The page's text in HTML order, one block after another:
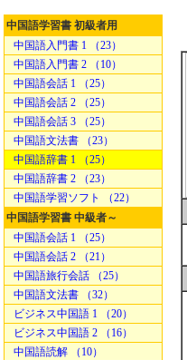
中国語学習書 初級者用
中国語入門書 1 （23）
中国語入門書 2 （10）
中国語会話 1 （25）
中国語会話 2 （25）
中国語会話 3 （25）
中国語文法書 （23）
中国語辞書 1 （25）
中国語辞書 2 （23）
中国語学習ソフト （22）
中国語学習書 中級者～
中国語会話 1 （25）
中国語会話 2 （21）
中国語旅行会話 （25）
中国語文法書 （32）
ビジネス中国語 1 （20）
ビジネス中国語 2 （16）
中国語読解 （10）